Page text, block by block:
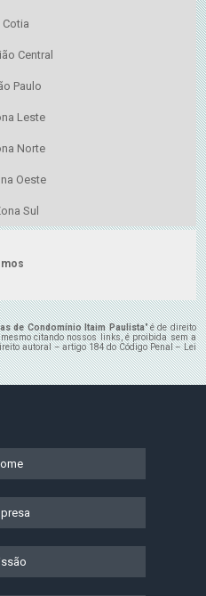
Cotia
Central
Paulo
Leste
Norte
Oeste
Sul
de Condomínio Itaim Paulista" é de direito
citando nossos links, é proibida sem a
autoral – artigo 184 do Código Penal –Lei